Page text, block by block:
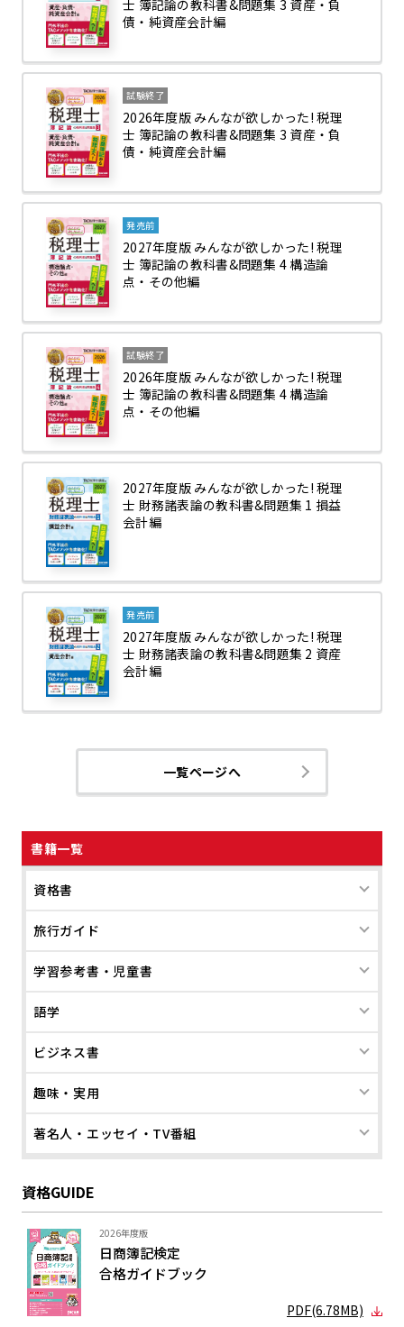
書籍一覧
資格書
旅行ガイド
学習参考書・児童書
語学
ビジネス書
趣味・実用
著名人・エッセイ・TV番組
資格GUIDE
2026年度版
日商簿記検定
合格ガイドブック
PDF(6.78MB)
士 簿記論の教科書&問題集 3 資産・負
債・純資産会計編
試験終了
2026年度版 みんなが欲しかった! 税理
士 簿記論の教科書&問題集 3 資産・負
債・純資産会計編
発売前
2027年度版 みんなが欲しかった! 税理
士 簿記論の教科書&問題集 4 構造論
点・その他編
試験終了
2026年度版 みんなが欲しかった! 税理
士 簿記論の教科書&問題集 4 構造論
点・その他編
2027年度版 みんなが欲しかった! 税理
士 財務諸表論の教科書&問題集 1 損益
会計編
発売前
2027年度版 みんなが欲しかった! 税理
士 財務諸表論の教科書&問題集 2 資産
会計編
一覧ページへ